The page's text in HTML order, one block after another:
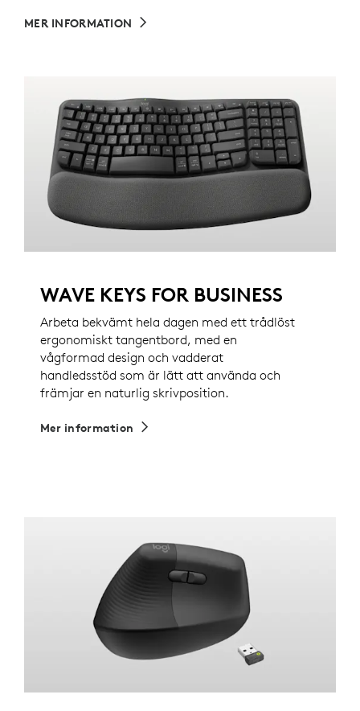
MER INFORMATION
WAVE KEYS FOR BUSINESS
Arbeta bekvämt hela dagen med ett trådlöst
ergonomiskt tangentbord, med en
vågformad design och vadderat
handledsstöd som är lätt att använda och
främjar en naturlig skrivposition.
Mer information